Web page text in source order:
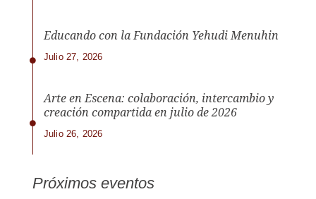
Educando con la Fundación Yehudi Menuhin
Julio 27, 2026
Arte en Escena: colaboración, intercambio y
creación compartida en julio de 2026
Julio 26, 2026
Próximos eventos